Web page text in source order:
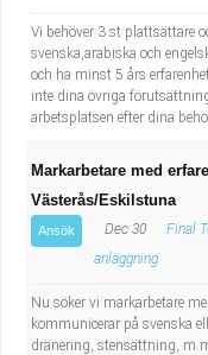
Vi behöver 3 st plattsättare
svenska,arabiska och
och ha minst 5 års
inte dina övriga
arbetsplatsen efter dina
Markarbetare med
Västerås/Eskilstuna
Ansök Dec 30 Final
anläggning
Nu söker vi markarbetare
kommunicerar på svenska
dränering, stensättning,